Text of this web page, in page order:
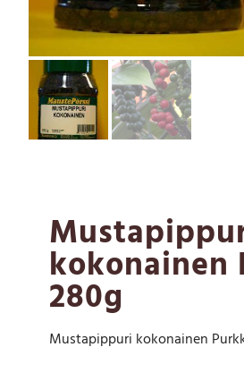
kokonainen
280g
Mustapippuri kokonainen